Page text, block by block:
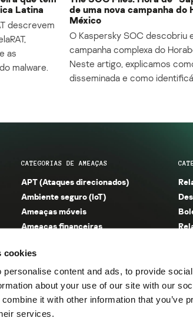
cookies
personalise content and ads, to provide
about your use of our site with our
it with other information that you’ve
services.
Latina
descrevem
as
malware.
de uma nova campanha do
México
O Kaspersky SOC descobriu
campanha complexa do
Neste artigo, explicamos
disseminada e como
CATEGORIAS DE AMEAÇAS
APT (Ataques direcionados)
Ambiente seguro (IoT)
Ameaças móveis
Ameaças financeiras
Ameaças industriais
Ameaças na Web
Vulnerabilidades e exploits
Categorias de ameaças